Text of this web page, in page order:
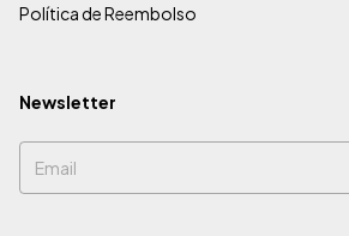
Política de Reembolso
Newsletter